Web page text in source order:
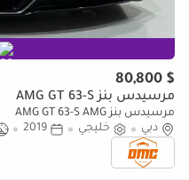
$ 80,800
مرسيدس بنز AMG GT 63-S
مرسيدس بنز AMG GT 63-S AMG
دبي
خليجي 2019